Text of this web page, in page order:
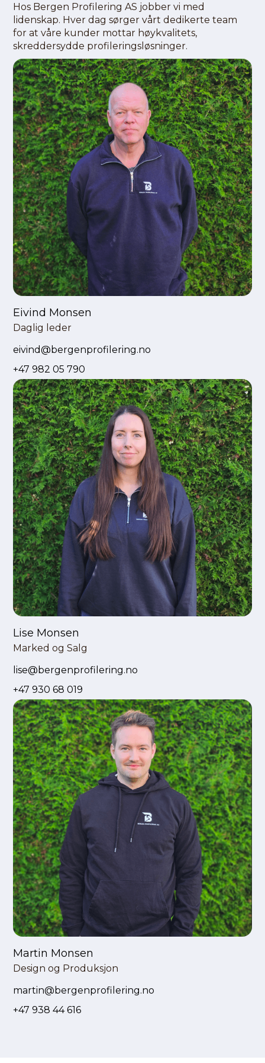
Hos Bergen Profilering AS jobber vi med
lidenskap. Hver dag sørger vårt dedikerte team
for at våre kunder mottar høykvalitets,
skreddersydde profileringsløsninger.
Eivind Monsen
Daglig leder
eivind@bergenprofilering.no
+47 982 05 790
Lise Monsen
Marked og Salg
lise@bergenprofilering.no
+47 930 68 019
Martin Monsen
Design og Produksjon
martin@bergenprofilering.no
+47 938 44 616